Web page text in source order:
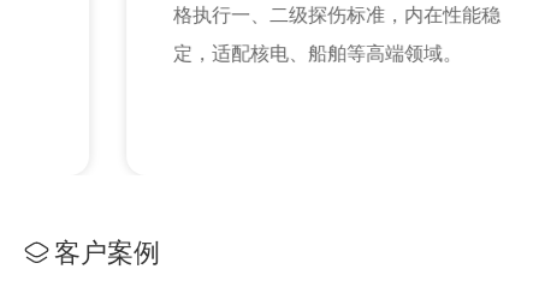
格执行一、二级探伤标准，内在性能稳
定，适配核电、船舶等高端领域。
客户案例